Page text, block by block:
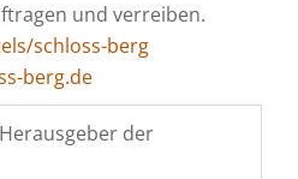
und verreiben.
schloss-berg
berg.de
der